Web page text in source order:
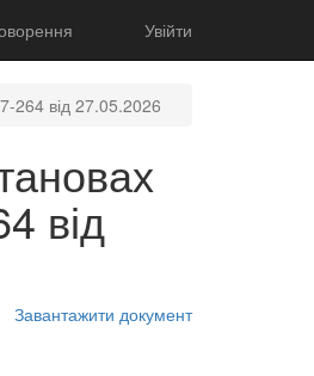
Увійти
264 від 27.05.2026
від
Завантажити документ